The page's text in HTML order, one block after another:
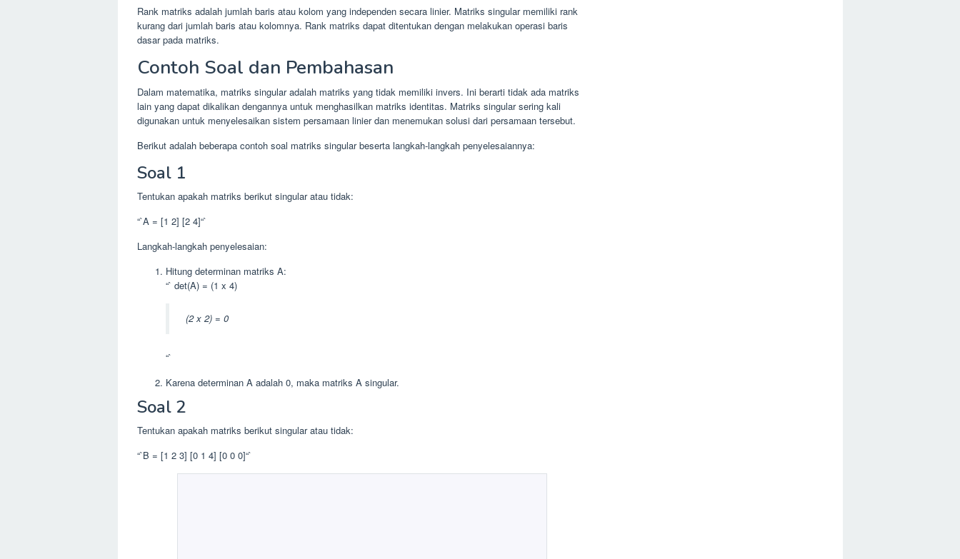
Rank matriks adalah jumlah baris atau kolom yang independen secara linier. Matriks singular memiliki rank
kurang dari jumlah baris atau kolomnya. Rank matriks dapat ditentukan dengan melakukan operasi baris
dasar pada matriks.
Contoh Soal dan Pembahasan
Dalam matematika, matriks singular adalah matriks yang tidak memiliki invers. Ini berarti tidak ada matriks
lain yang dapat dikalikan dengannya untuk menghasilkan matriks identitas. Matriks singular sering kali
digunakan untuk menyelesaikan sistem persamaan linier dan menemukan solusi dari persamaan tersebut.
Berikut adalah beberapa contoh soal matriks singular beserta langkah-langkah penyelesaiannya:
Soal 1
Tentukan apakah matriks berikut singular atau tidak:
“`A = [1 2] [2 4]“`
Langkah-langkah penyelesaian:
Hitung determinan matriks A:
“` det(A) = (1 x 4)
(2 x 2) = 0
“`
Karena determinan A adalah 0, maka matriks A singular.
Soal 2
Tentukan apakah matriks berikut singular atau tidak:
“`B = [1 2 3] [0 1 4] [0 0 0]“`